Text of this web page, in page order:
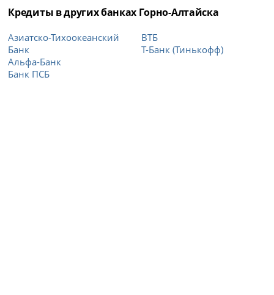
Кредиты в других банках Горно-Алтайска
Азиатско-Тихоокеанский
Банк
Альфа-Банк
Банк ПСБ
ВТБ
Т-Банк (Тинькофф)